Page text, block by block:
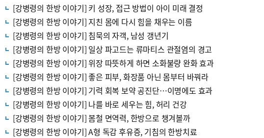
[강병령의 한방 이야기] 키 성장, 접근 방법이 아이 미래 결정
[강병령의 한방 이야기] 지친 몸에 다시 힘을 채우는 이름
[강병령의 한방 이야기] 침묵의 자객, 남성 갱년기
[강병령의 한방 이야기] 일상 파고드는 류마티스 관절염의 경고
[강병령의 한방 이야기] 위장 따뜻하게 하면 소화불량 완화 효과
[강병령의 한방 이야기] 좋은 피부, 화장품 아닌 몸부터 바꿔라
[강병령의 한방 이야기] 기력 회복 보약 공진단…이명에도 효과
[강병령의 한방 이야기] 나를 바로 세우는 힘, 허리 건강
[강병령의 한방 이야기] 봄철 면역력, 한방으로 챙겨볼까
[강병령의 한방 이야기] A형 독감 후유증, 기침의 한방치료